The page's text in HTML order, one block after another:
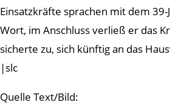
Einsatzkräfte sprachen mit dem
Wort, im Anschluss verließ er das
sicherte zu, sich künftig an das
|slc
Quelle Text/Bild: